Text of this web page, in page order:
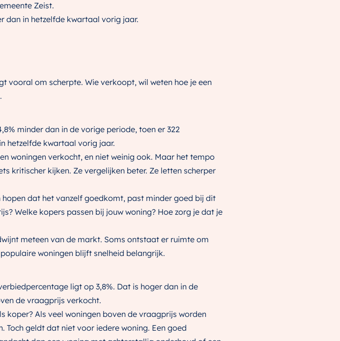
Zeist.
dan in hetzelfde kwartaal vorig jaar.
om scherpte. Wie verkoopt, wil weten hoe je een
minder dan in de vorige periode, toen er 322
hetzelfde kwartaal vorig jaar.
woningen verkocht, en niet weinig ook. Maar het tempo
kritischer kijken. Ze vergelijken beter. Ze letten scherper
dat het vanzelf goedkomt, past minder goed bij dit
Welke kopers passen bij jouw woning? Hoe zorg je dat je
meteen van de markt. Soms ontstaat er ruimte om
woningen blijft snelheid belangrijk.
ligt op 3,8%. Dat is hoger dan in de
de vraagprijs verkocht.
koper? Als veel woningen boven de vraagprijs worden
Toch geldt dat niet voor iedere woning. Een goed